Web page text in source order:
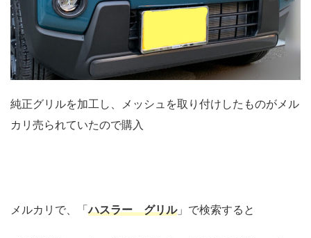
純正グリルを加工し、メッシュを取り付けしたものがメル
カリ売られていたので購入
メルカリで、「ハスラー グリル」で検索すると